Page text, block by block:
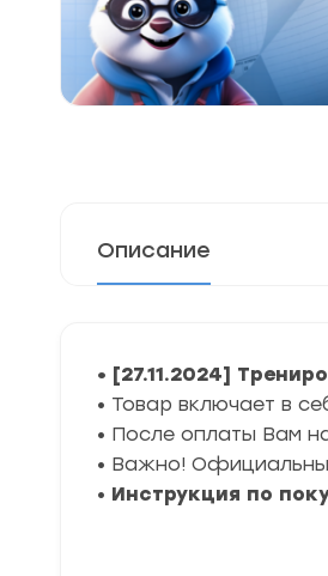
Описание
• [27.11.2024]
• Товар включает в
• После оплаты Вам
• Важно!
• Инструкция по